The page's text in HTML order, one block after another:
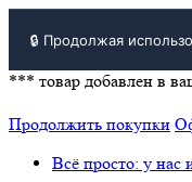
🔒 Продолжая
*** товар добавлен в
Продолжить покупки
Всё просто: у нас